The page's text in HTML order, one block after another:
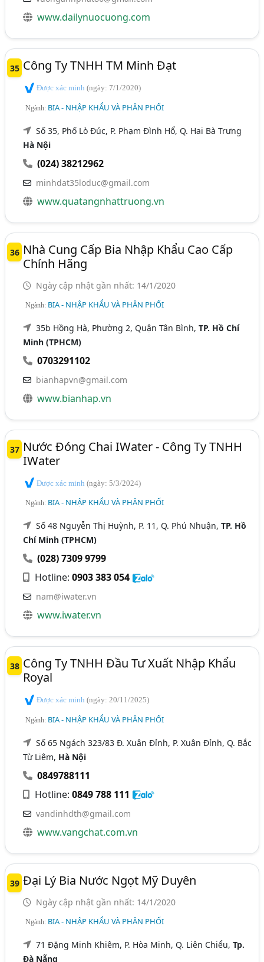
www.dailynuocuong.com
35 Công Ty TNHH TM Minh Đạt
Được xác minh(ngày: 7/1/2020)
Ngành: BIA - NHẬP KHẨU VÀ PHÂN PHỐI
Số 35, Phố Lò Đúc, P. Phạm Đình Hổ, Q. Hai Bà Trưng
Hà Nội
(024) 38212962
minhdat35loduc@gmail.com
www.quatangnhattruong.vn
36 Nhà Cung Cấp Bia Nhập Khẩu Cao Cấp
Chính Hãng
Ngày cập nhật gần nhất: 14/1/2020
Ngành: BIA - NHẬP KHẨU VÀ PHÂN PHỐI
35b Hồng Hà, Phường 2, Quận Tân Bình,TP. Hồ Chí
Minh (TPHCM)
0703291102
bianhapvn@gmail.com
www.bianhap.vn
37 Nước Đóng Chai IWater - Công Ty TNHH
IWater
Được xác minh(ngày: 5/3/2024)
Ngành: BIA - NHẬP KHẨU VÀ PHÂN PHỐI
Số 48 Nguyễn Thị Huỳnh, P. 11, Q. Phú Nhuận,TP. Hồ
Chí Minh (TPHCM)
(028) 7309 9799
Hotline:0903 383 054
nam@iwater.vn
www.iwater.vn
38 Công Ty TNHH Đầu Tư Xuất Nhập Khẩu
Royal
Được xác minh(ngày: 20/11/2025)
Ngành: BIA - NHẬP KHẨU VÀ PHÂN PHỐI
Số 65 Ngách 323/83 Đ. Xuân Đỉnh, P. Xuân Đỉnh, Q. Bắc
Từ Liêm, Hà Nội
0849788111
Hotline:0849 788 111
vandinhdth@gmail.com
www.vangchat.com.vn
39 Đại Lý Bia Nước Ngọt Mỹ Duyên
Ngày cập nhật gần nhất: 14/1/2020
Ngành: BIA - NHẬP KHẨU VÀ PHÂN PHỐI
71 Đặng Minh Khiêm, P. Hòa Minh, Q. Liên Chiểu,Tp.
Đà Nẵng